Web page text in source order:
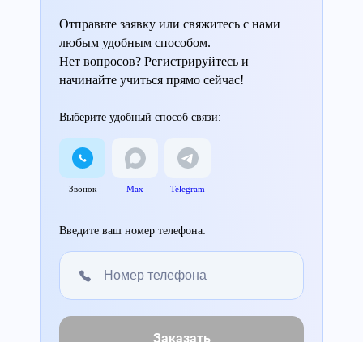
Отправьте заявку или свяжитесь с нами
любым удобным способом.
Нет вопросов? Регистрируйтесь и
начинайте учиться прямо сейчас!
Выберите удобный способ связи:
Звонок Max Telegram
Введите ваш номер телефона:
Заказать